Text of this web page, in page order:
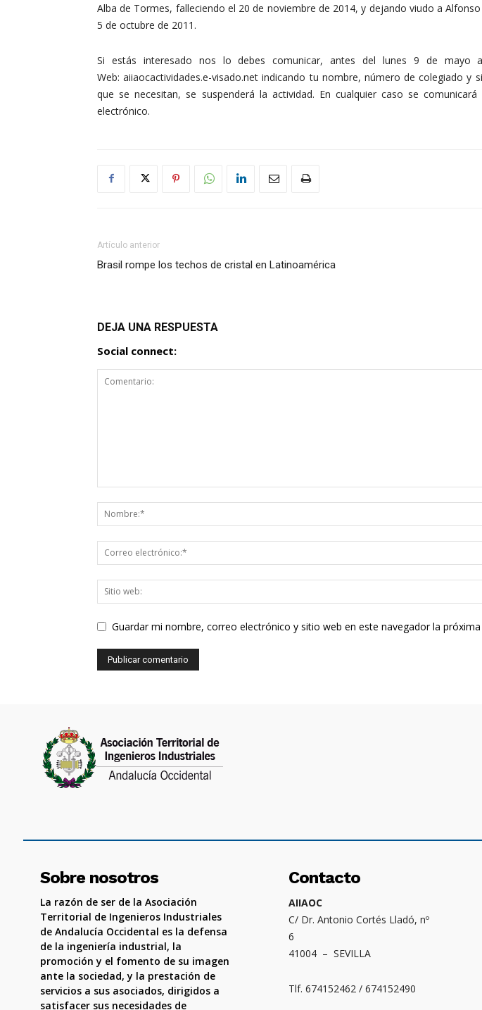
Alba de Tormes, falleciendo el 20 de noviembre de 2014, y dejando viudo a
5 de octubre de 2011.
Si estás interesado nos lo debes comunicar, antes del lunes 9 de mayo
Web: aiiaocactividades.e-visado.net indicando tu nombre, número de colegiado
que se necesitan, se suspenderá la actividad. En cualquier caso se
electrónico.
Artículo anterior
Brasil rompe los techos de cristal en Latinoamérica
DEJA UNA RESPUESTA
Social connect:
Guardar mi nombre, correo electrónico y sitio web en este navegador la
Sobre nosotros
La razón de ser de la Asociación
Territorial de Ingenieros Industriales
de Andalucía Occidental es la defensa
de la ingeniería industrial, la
promoción y el fomento de su imagen
ante la sociedad, y la prestación de
servicios a sus asociados, dirigidos a
satisfacer sus necesidades de
Contacto
AIIAOC
C/ Dr. Antonio Cortés Lladó, nº
6
41004 – SEVILLA
Tlf. 674152462 / 674152490